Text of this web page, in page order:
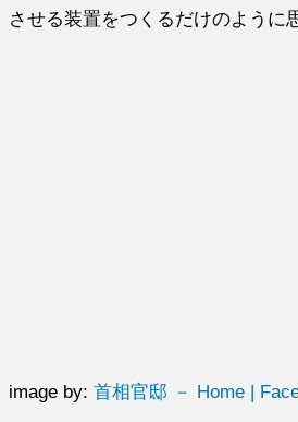
させる装置をつくるだけのように
image by:首相官邸 － Home |